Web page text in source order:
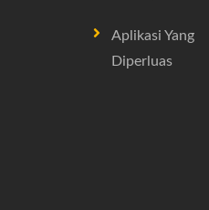
Aplikasi Yang
Diperluas